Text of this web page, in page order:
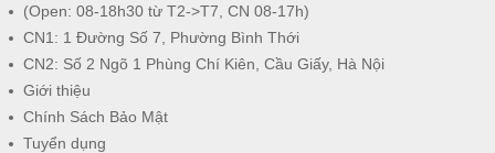
(Open: 08-18h30 từ T2->T7, CN 08-17h)
CN1: 1 Đường Số 7, Phường Bình Thới
CN2: Số 2 Ngõ 1 Phùng Chí Kiên, Cầu Giấy, Hà Nội
Giới thiệu
Chính Sách Bảo Mật
Tuyển dụng